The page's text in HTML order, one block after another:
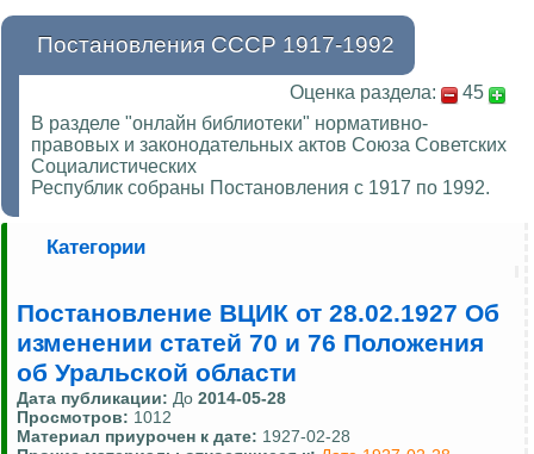
Постановления СССР 1917-1992
Оценка раздела:
45
В разделе "онлайн библиотеки" нормативно-
правовых и законодательных актов Союза Советских
Социалистических
Республик собраны Постановления с 1917 по 1992.
Категории
Постановление ВЦИК от 28.02.1927 Об
изменении статей 70 и 76 Положения
об Уральской области
Дата публикации: До 2014-05-28
Просмотров: 1012
Материал приурочен к дате: 1927-02-28